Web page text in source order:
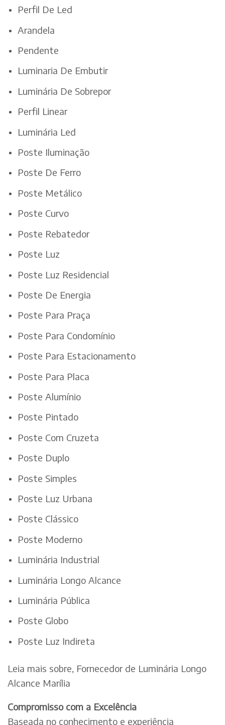
Perfil De Led
Arandela
Pendente
Luminaria De Embutir
Luminária De Sobrepor
Perfil Linear
Luminária Led
Poste Iluminação
Poste De Ferro
Poste Metálico
Poste Curvo
Poste Rebatedor
Poste Luz
Poste Luz Residencial
Poste De Energia
Poste Para Praça
Poste Para Condomínio
Poste Para Estacionamento
Poste Para Placa
Poste Alumínio
Poste Pintado
Poste Com Cruzeta
Poste Duplo
Poste Simples
Poste Luz Urbana
Poste Clássico
Poste Moderno
Luminária Industrial
Luminária Longo Alcance
Luminária Pública
Poste Globo
Poste Luz Indireta
Leia mais sobre, Fornecedor de Luminária Longo
Alcance Marília
Compromisso com a Excelência
Baseada no conhecimento e experiência